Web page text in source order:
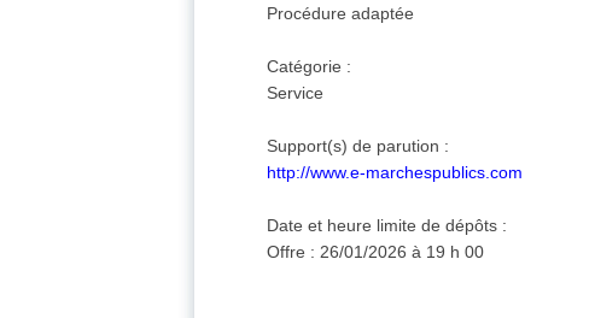
Procédure adaptée
Catégorie :
Service
Support(s) de parution :
http://www.e-marchespublics.com
Date et heure limite de dépôts :
Offre : 26/01/2026 à 19 h 00